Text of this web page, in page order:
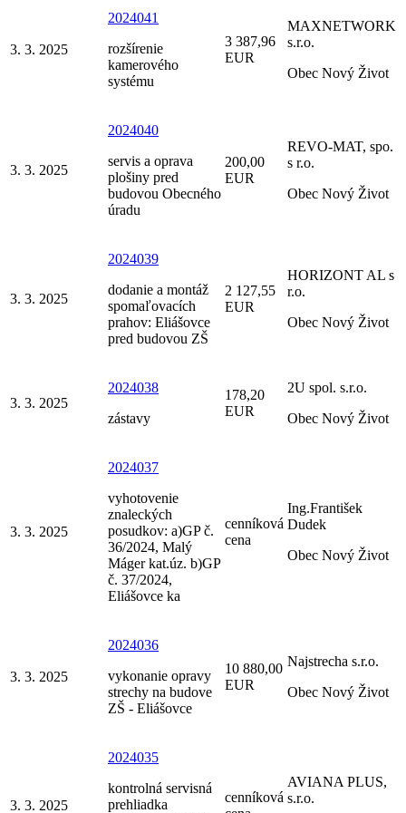
3. 3. 2025
2024041
rozšírenie
kamerového
systému
3 387,96
EUR
MAXNETWORK
s.r.o.
Obec Nový Život
3. 3. 2025
2024040
servis a oprava
plošiny pred
budovou Obecného
úradu
200,00
EUR
REVO-MAT, spo.
s r.o.
Obec Nový Život
3. 3. 2025
2024039
dodanie a montáž
spomaľovacích
prahov: Eliášovce
pred budovou ZŠ
2 127,55
EUR
HORIZONT AL s
r.o.
Obec Nový Život
3. 3. 2025
2024038
zástavy
178,20
EUR
2U spol. s.r.o.
Obec Nový Život
3. 3. 2025
2024037
vyhotovenie
znaleckých
posudkov: a)GP č.
36/2024, Malý
Máger kat.úz. b)GP
č. 37/2024,
Eliášovce ka
cenníková
cena
Ing.František
Dudek
Obec Nový Život
3. 3. 2025
2024036
vykonanie opravy
strechy na budove
ZŠ - Eliášovce
10 880,00
EUR
Najstrecha s.r.o.
Obec Nový Život
3. 3. 2025
2024035
kontrolná servisná
prehliadka
cenníková
AVIANA PLUS,
s.r.o.